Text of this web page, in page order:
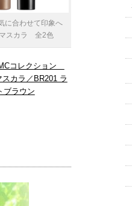
に合わせて印象へ
スカラ 全2色
コレクション
カラ／BR201 ラ
ブラウン